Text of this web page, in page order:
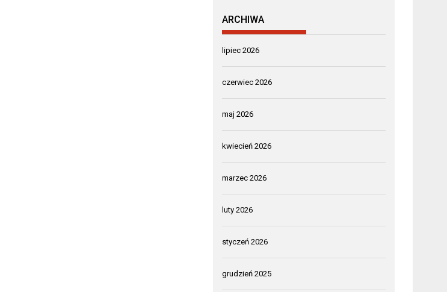
ARCHIWA
lipiec 2026
czerwiec 2026
maj 2026
kwiecień 2026
marzec 2026
luty 2026
styczeń 2026
grudzień 2025